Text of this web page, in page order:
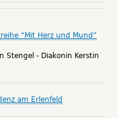
“Mit Herz und Mund”
Stengel
Diakonin Kerstin
am Erlenfeld